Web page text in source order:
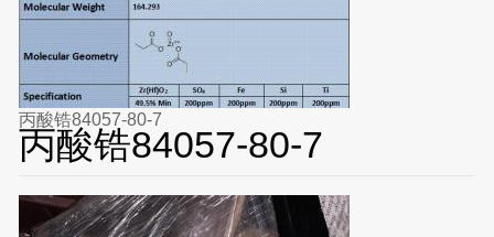
丙酸锆84057-80-7
丙酸锆84057-80-7